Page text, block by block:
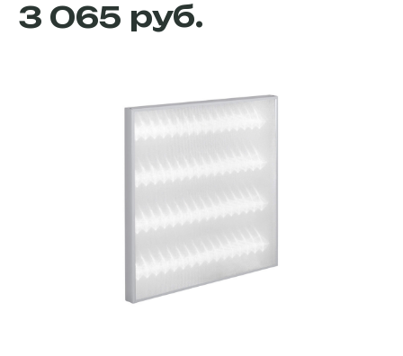
использования во многих типах
помещений, независимо от назначения.
габаритные размеры и приобрести
завода MBRLED в Екатеринбурге - вы
можете в интернет-магазине Diode-
3 065 руб.